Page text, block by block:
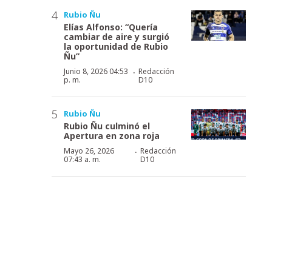
Rubio Ñu
Elías Alfonso: “Quería
cambiar de aire y surgió
la oportunidad de Rubio
Ñu”
Junio 8, 2026 04:53
p. m.
· Redacción
D10
Rubio Ñu
Rubio Ñu culminó el
Apertura en zona roja
Mayo 26, 2026
07:43 a. m.
· Redacción
D10